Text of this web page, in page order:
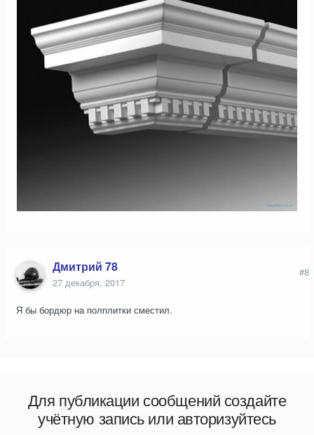
Дмитрий 78
27 декабря, 2017
#8
Я бы бордюр на полплитки сместил.
Для публикации сообщений создайте
учётную запись или авторизуйтесь